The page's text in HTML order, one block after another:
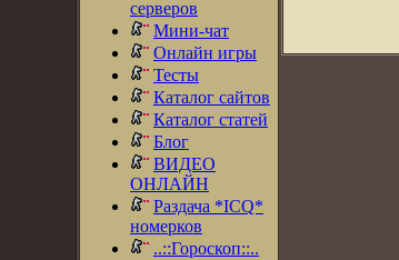
серверов
Мини-чат
Онлайн игры
Тесты
Каталог сайтов
Каталог статей
Блог
ВИДЕО
ОНЛАЙН
Раздача *ICQ*
номерков
..::Гороскоп::..